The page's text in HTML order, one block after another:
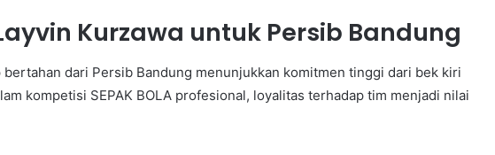
Kurzawa untuk Persib Bandung
bertahan dari Persib Bandung menunjukkan komitmen tinggi dari bek kiri
kompetisi SEPAK BOLA profesional, loyalitas terhadap tim menjadi nilai